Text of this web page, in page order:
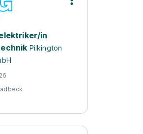
in
Pilkington